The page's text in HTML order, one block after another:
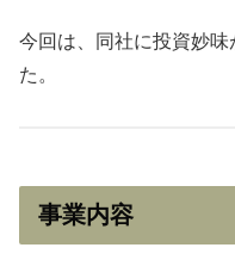
今回は、同社に投資妙
た。
事業内容